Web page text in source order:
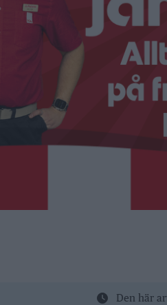
Den här